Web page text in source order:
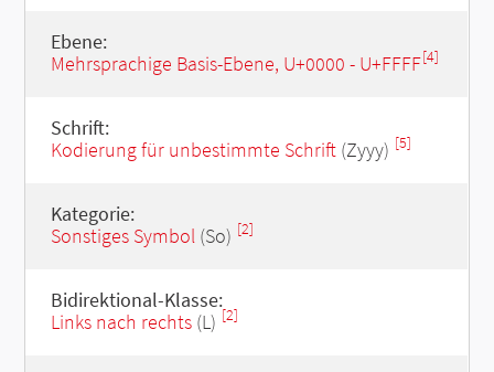
Ebene:
Mehrsprachige Basis-Ebene, U+0000 - U+FFFF[4]
Schrift:
Kodierung für unbestimmte Schrift(Zyyy) [5]
Kategorie:
Sonstiges Symbol(So) [2]
Bidirektional-Klasse:
Links nach rechts(L) [2]